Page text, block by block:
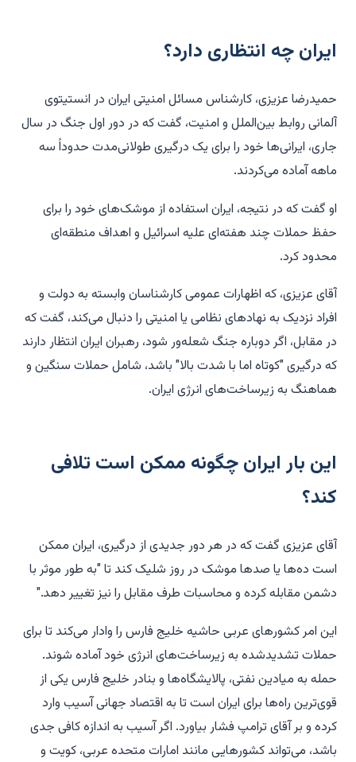
ایران چه انتظاری دارد؟
حمیدرضا عزیزی، کارشناس مسائل امنیتی ایران در انستیتوی
آلمانی روابط بین‌الملل و امنیت، گفت که در دور اول جنگ در سال
جاری، ایرانی‌ها خود را برای یک درگیری طولانی‌مدت حدوداً سه
ماهه آماده می‌کردند.
او گفت که در نتیجه، ایران استفاده از موشک‌های خود را برای
حفظ حملات چند هفته‌ای علیه اسرائیل و اهداف منطقه‌ای
محدود کرد.
آقای عزیزی، که اظهارات عمومی کارشناسان وابسته به دولت و
افراد نزدیک به نهادهای نظامی یا امنیتی را دنبال می‌کند، گفت که
در مقابل، اگر دوباره جنگ شعله‌ور شود، رهبران ایران انتظار دارند
که درگیری "کوتاه اما با شدت بالا" باشد، شامل حملات سنگین و
هماهنگ به زیرساخت‌های انرژی ایران.
این بار ایران چگونه ممکن است تلافی
کند؟
آقای عزیزی گفت که در هر دور جدیدی از درگیری، ایران ممکن
است ده‌ها یا صدها موشک در روز شلیک کند تا "به طور موثر با
دشمن مقابله کرده و محاسبات طرف مقابل را نیز تغییر دهد."
این امر کشورهای عربی حاشیه خلیج فارس را وادار می‌کند تا برای
حملات تشدیدشده به زیرساخت‌های انرژی خود آماده شوند.
حمله به میادین نفتی، پالایشگاه‌ها و بنادر خلیج فارس یکی از
قوی‌ترین راه‌ها برای ایران است تا به اقتصاد جهانی آسیب وارد
کرده و بر آقای ترامپ فشار بیاورد. اگر آسیب به اندازه کافی جدی
باشد، می‌تواند کشورهایی مانند امارات متحده عربی، کویت و